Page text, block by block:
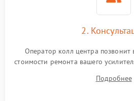
2.
Оператор колл центра позвонит
стоимости ремонта вашего
Подробнее